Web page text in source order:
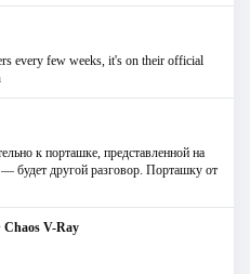
every few weeks, it's on their official
к порташке, представленной на
будет другой разговор. Порташку от
Chaos V-Ray